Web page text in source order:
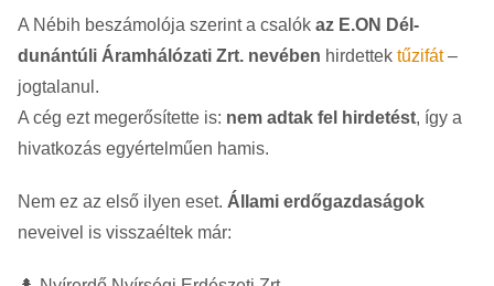
A Nébih beszámolója szerint a csalók az E.ON Dél-
dunántúli Áramhálózati Zrt. nevében hirdettek tűzifát–
jogtalanul.
A cég ezt megerősítette is: nem adtak fel hirdetést, így a
hivatkozás egyértelműen hamis.
Nem ez az első ilyen eset. Állami erdőgazdaságok
neveivel is visszaéltek már: